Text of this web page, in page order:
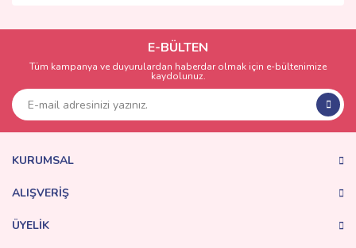
Yorum Yaz
kullanarak tarafımıza iletebilirsiniz.
Görüş ve önerileriniz için teşekkür ederiz.
Ürün açıklamasında eksik bilgiler bulunuyor.
Ürün bilgilerinde hatalar bulunuyor.
E-BÜLTEN
Tüm kampanya ve duyurulardan haberdar olmak için e-bültenimize
kaydolunuz.
KURUMSAL
ALIŞVERİŞ
ÜYELİK